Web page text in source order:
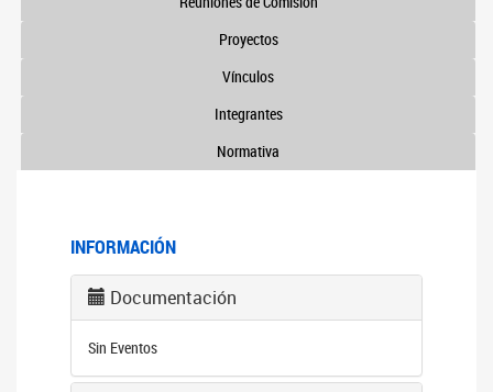
Proyectos
Vínculos
Integrantes
Normativa
INFORMACIÓN
Documentación
Sin Eventos